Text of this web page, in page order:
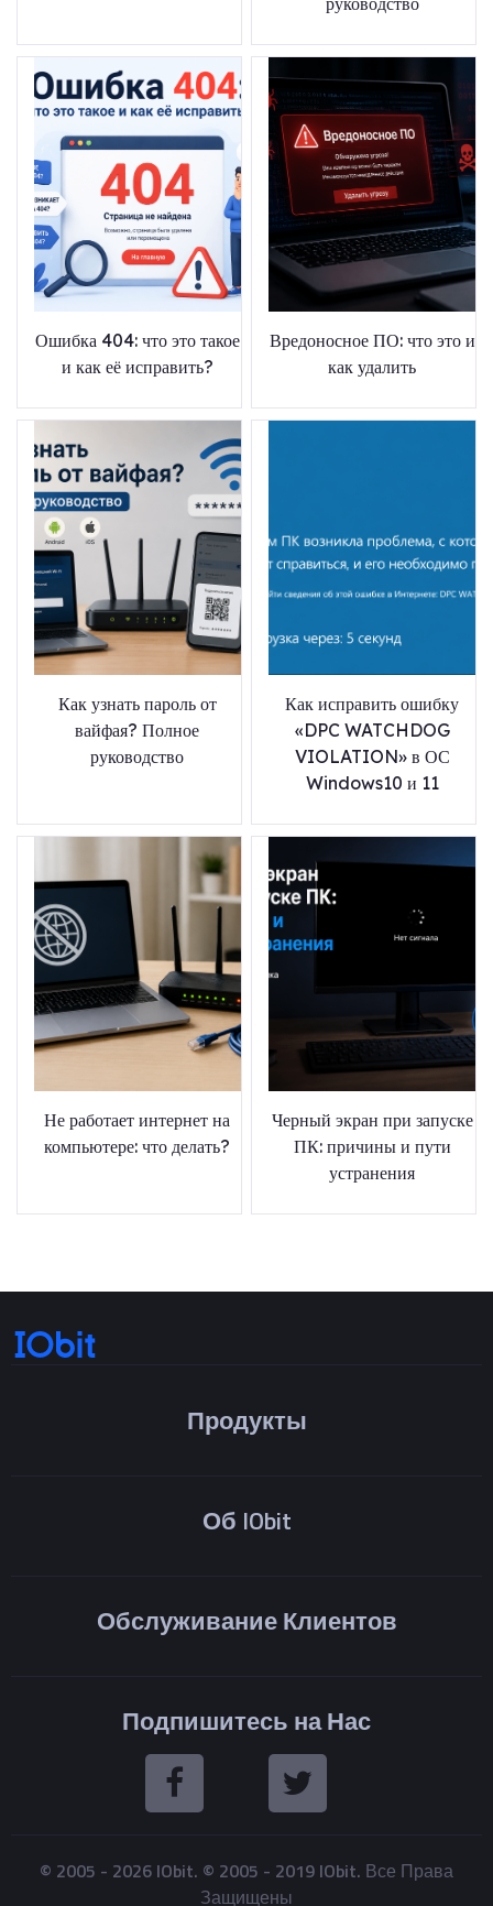
Ошибка 404: что это такое
и как её исправить?
Вредоносное ПО: что это и
как удалить
Как узнать пароль от
вайфая? Полное
руководство
Как исправить ошибку
«DPC WATCHDOG
VIOLATION» в ОС
Windows10 и 11
Не работает интернет на
компьютере: что делать?
Черный экран при запуске
ПК: причины и пути
устранения
Продукты
Об IObit
Обслуживание Клиентов
Подпишитесь на Нас
© 2005 - 2026 IObit. © 2005 - 2019 IObit. Все Права
Защищены